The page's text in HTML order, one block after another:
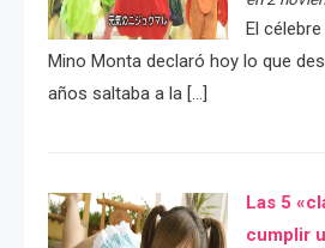
El
Mino Monta declaró hoy lo que
años saltaba a la […]
Las 5
cumplir